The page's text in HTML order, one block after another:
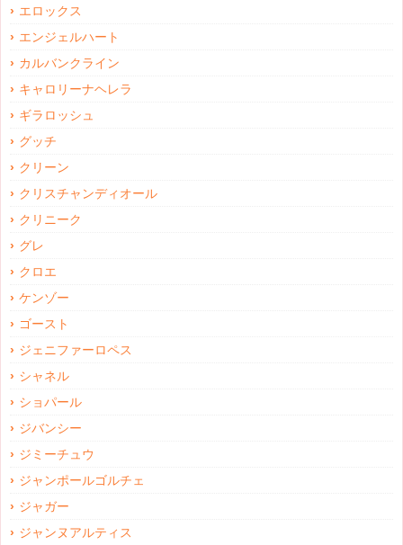
エロックス
エンジェルハート
カルバンクライン
キャロリーナヘレラ
ギラロッシュ
グッチ
クリーン
クリスチャンディオール
クリニーク
グレ
クロエ
ケンゾー
ゴースト
ジェニファーロペス
シャネル
ショパール
ジバンシー
ジミーチュウ
ジャンポールゴルチェ
ジャガー
ジャンヌアルティス